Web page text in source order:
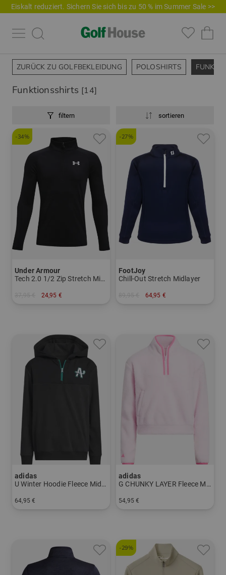
Eiskalt reduziert. Sichern Sie sich bis zu 50 % im Summer Sale >>
ZURÜCK ZU GOLFBEKLEIDUNG POLOSHIRTS
Funktionsshirts [14]
filtern sortieren
-34%
Under Armour
Tech 2.0 1/2 Zip Stretch Midlayer
24,95 €
-27%
FootJoy
Chill-Out Stretch Midlayer
64,95 €
adidas
U Winter Hoodie Fleece Midlayer
64,95 €
adidas
G CHUNKY LAYER Fleece Midlayer
54,95 €
-29%